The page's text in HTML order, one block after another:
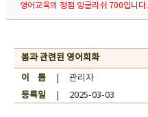
영어교육의 정점 잉글리쉬 700입니다.
봄과 관련된 영어회화
이 름| 관리자
등록일| 2025-03-03